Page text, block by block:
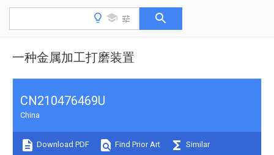
一种金属加工打磨装置
CN210476469U
China
Download PDF Find Prior Art Similar